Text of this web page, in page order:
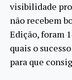
visibilidade
não recebem
Edição, foram
quais o
para que